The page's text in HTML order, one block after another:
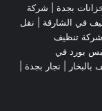
بجدة
شركة
في الشارقة
نقل
شركة تنظيف
بورد في
نجار بجدة